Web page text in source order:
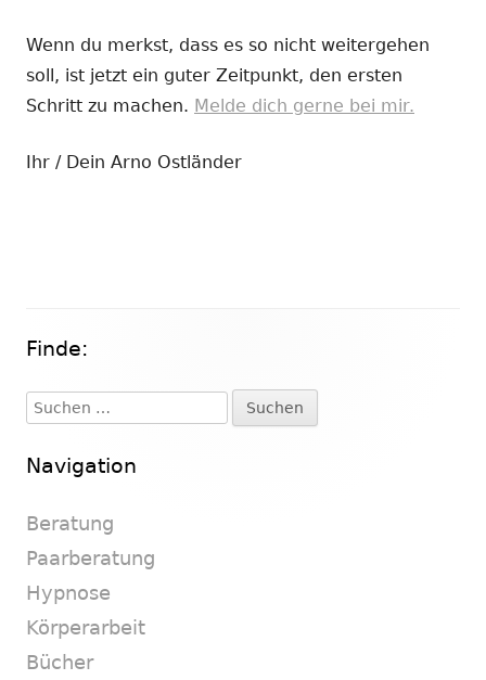
Wenn du merkst, dass es so nicht weitergehen
soll, ist jetzt ein guter Zeitpunkt, den ersten
Schritt zu machen. Melde dich gerne bei mir.
Ihr / Dein Arno Ostländer
Haupt-
Seitenleiste
Finde:
Suchen
nach:
Navigation
Beratung
Paarberatung
Hypnose
Körperarbeit
Bücher